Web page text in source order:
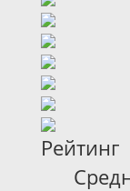
Рейтинг